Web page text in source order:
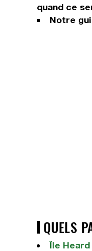
quand ce
Notre
QUELS
Île